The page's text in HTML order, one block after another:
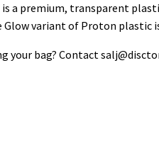
a premium, transparent
Glow variant of Proton
your bag? Contact